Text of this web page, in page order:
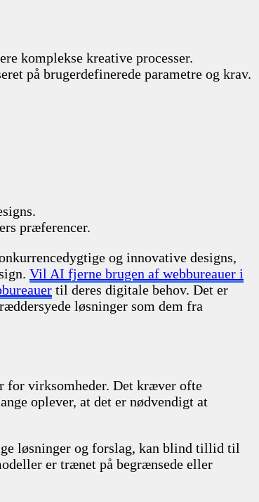
komplekse kreative processer.
på brugerdefinerede parametre og krav.
præferencer.
og innovative designs,
Vil AI fjerne brugen af webbureauer i
til deres digitale behov. Det er
løsninger som dem fra
for virksomheder. Det kræver ofte
oplever, at det er nødvendigt at
løsninger og forslag, kan blind tillid til
er trænet på begrænsede eller